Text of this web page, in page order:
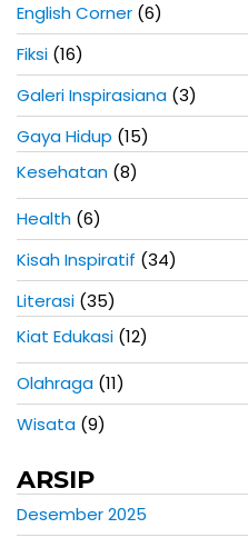
English Corner (6)
Fiksi (16)
Galeri Inspirasiana (3)
Gaya Hidup (15)
Kesehatan (8)
Health (6)
Kisah Inspiratif (34)
Literasi (35)
Kiat Edukasi (12)
Olahraga (11)
Wisata (9)
ARSIP
Desember 2025